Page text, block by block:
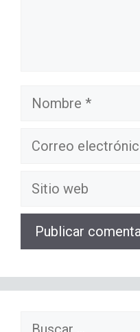
Nombre
Correo
Sitio
Buscar: